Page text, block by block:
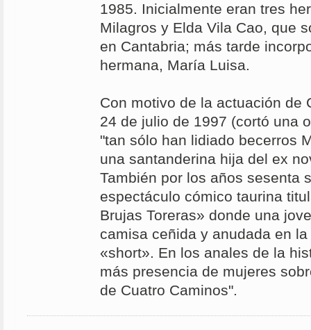
1985. Inicialmente eran tres
Milagros y Elda Vila Cao, que
en Cantabria; más tarde
hermana, María Luisa.
Con motivo de la actuación de
24 de julio de 1997 (cortó una
"tan sólo han lidiado becerros
una santanderina hija del ex
También por los años sesenta
espectáculo cómico taurina
Brujas Toreras» donde una
camisa ceñida y anudada en
«short». En los anales de la
más presencia de mujeres
de Cuatro Caminos".